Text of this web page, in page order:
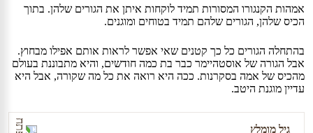
אמהות הקנגורו המסורות תמיד לוקחות איתן את הגורים שלהן. בתוך
הכיס שלהן, הגורים שלהם תמיד בטוחים ומוגנים.
בהתחלה הגורים כל כך קטנים שאי אפשר לראות אותם אפילו מבחוץ.
אבל הגורה של אוסטהיימר כבר בת כמה חודשים, והיא מתבוננת בעולם
מהכיס של אמה בסקרנות. ככה היא רואה את כל מה שקורה, אבל היא
עדיין מוגנת היטב.
גיל מומלץ